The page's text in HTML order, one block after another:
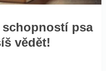
psa
vědět!